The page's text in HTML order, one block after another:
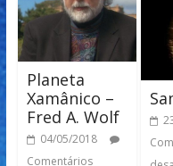
Planeta
Xamânico –
Fred A. Wolf
04/05/2018
Comentários